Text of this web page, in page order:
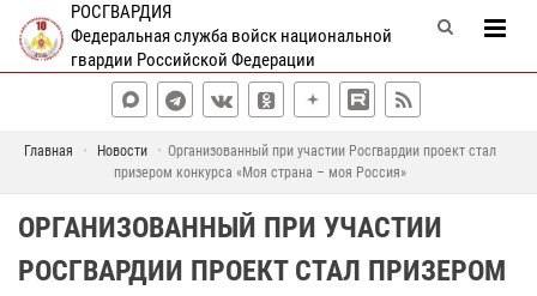
РОСГВАРДИЯ
Федеральная служба войск национальной
гвардии Российской Федерации
Главная Новости
Организованный при участии Росгвардии проект стал
призером конкурса «Моя страна – моя Россия»
ОРГАНИЗОВАННЫЙ ПРИ УЧАСТИИ
РОСГВАРДИИ ПРОЕКТ СТАЛ ПРИЗЕРОМ